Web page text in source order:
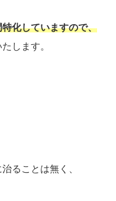
化していますので、
します。
ることは無く、